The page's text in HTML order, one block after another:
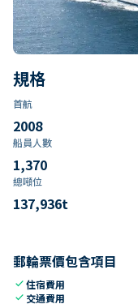
規格
首航
2008
船員人數
1,370
總噸位
137,936t
郵輪票價包含項目
check住宿費用
check 交通費用